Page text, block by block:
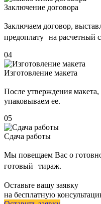
Заключение договора
Заключаем договор,
предоплату на расчетный
04
Изготовление макета
После утверждения
упаковываем ее.
05
Сдача работы
Мы повещаем Вас о
готовый тираж.
Оставьте вашу заявку
на бесплатную